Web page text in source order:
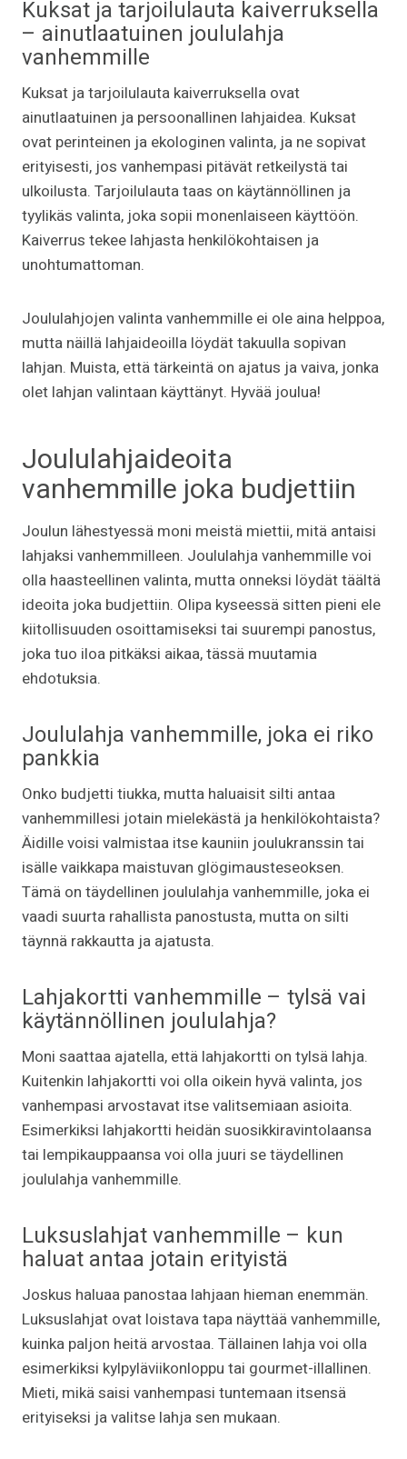
Kuksat ja tarjoilulauta kaiverruksella
– ainutlaatuinen joululahja
vanhemmille
Kuksat ja tarjoilulauta kaiverruksella ovat
ainutlaatuinen ja persoonallinen lahjaidea. Kuksat
ovat perinteinen ja ekologinen valinta, ja ne sopivat
erityisesti, jos vanhempasi pitävät retkeilystä tai
ulkoilusta. Tarjoilulauta taas on käytännöllinen ja
tyylikäs valinta, joka sopii monenlaiseen käyttöön.
Kaiverrus tekee lahjasta henkilökohtaisen ja
unohtumattoman.
Joululahjojen valinta vanhemmille ei ole aina helppoa,
mutta näillä lahjaideoilla löydät takuulla sopivan
lahjan. Muista, että tärkeintä on ajatus ja vaiva, jonka
olet lahjan valintaan käyttänyt. Hyvää joulua!
Joululahjaideoita
vanhemmille joka budjettiin
Joulun lähestyessä moni meistä miettii, mitä antaisi
lahjaksi vanhemmilleen. Joululahja vanhemmille voi
olla haasteellinen valinta, mutta onneksi löydät täältä
ideoita joka budjettiin. Olipa kyseessä sitten pieni ele
kiitollisuuden osoittamiseksi tai suurempi panostus,
joka tuo iloa pitkäksi aikaa, tässä muutamia
ehdotuksia.
Joululahja vanhemmille, joka ei riko
pankkia
Onko budjetti tiukka, mutta haluaisit silti antaa
vanhemmillesi jotain mielekästä ja henkilökohtaista?
Äidille voisi valmistaa itse kauniin joulukranssin tai
isälle vaikkapa maistuvan glögimausteseoksen.
Tämä on täydellinen joululahja vanhemmille, joka ei
vaadi suurta rahallista panostusta, mutta on silti
täynnä rakkautta ja ajatusta.
Lahjakortti vanhemmille – tylsä vai
käytännöllinen joululahja?
Moni saattaa ajatella, että lahjakortti on tylsä lahja.
Kuitenkin lahjakortti voi olla oikein hyvä valinta, jos
vanhempasi arvostavat itse valitsemiaan asioita.
Esimerkiksi lahjakortti heidän suosikkiravintolaansa
tai lempikauppaansa voi olla juuri se täydellinen
joululahja vanhemmille.
Luksuslahjat vanhemmille – kun
haluat antaa jotain erityistä
Joskus haluaa panostaa lahjaan hieman enemmän.
Luksuslahjat ovat loistava tapa näyttää vanhemmille,
kuinka paljon heitä arvostaa. Tällainen lahja voi olla
esimerkiksi kylpyläviikonloppu tai gourmet-illallinen.
Mieti, mikä saisi vanhempasi tuntemaan itsensä
erityiseksi ja valitse lahja sen mukaan.